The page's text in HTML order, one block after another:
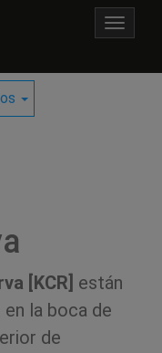
Toggle
[KCR] están
la boca de
de